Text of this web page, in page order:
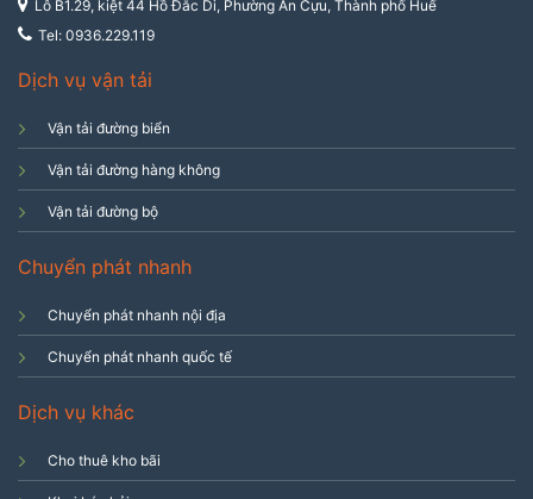
Lô B1.29, kiệt 44 Hồ Đắc Di, Phường An Cựu, Thành phố Huế
Tel: 0936.229.119
Dịch vụ vận tải
Vận tải đường biển
Vận tải đường hàng không
Vận tải đường bộ
Chuyển phát nhanh
Chuyển phát nhanh nội địa
Chuyển phát nhanh quốc tế
Dịch vụ khác
Cho thuê kho bãi